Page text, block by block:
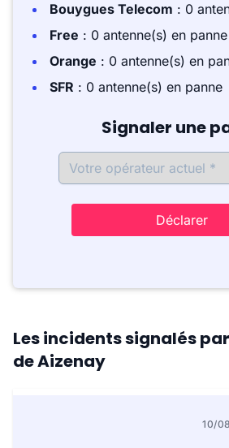
Bouygues Telecom : 0
Free : 0 antenne(s) en panne
Orange : 0 antenne(s) en
SFR : 0 antenne(s) en panne
Signaler une
Déclarer
Les incidents signalés
de Aizenay
10/